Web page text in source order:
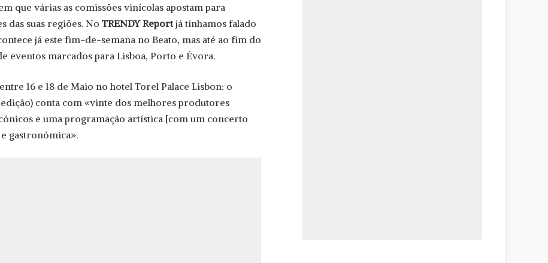
que várias as comissões vinícolas apostam para
suas regiões. No TRENDY Reportjá tínhamos falado
já este fim-de-semana no Beato, mas até ao fim do
eventos marcados para Lisboa, Porto e Évora.
16 e 18 de Maio no hotel Torel Palace Lisbon: o
conta com «vinte dos melhores produtores
e uma programação artística [com um concerto
gastronómica».